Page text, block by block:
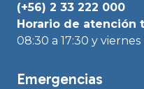
(+56) 2 33 222 000
Horario de atención
08:30 a 17:30 y viernes
Emergencias